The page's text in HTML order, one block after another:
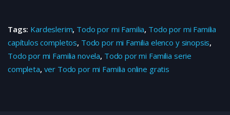
Tags: Kardeslerim, Todo por mi Familia, Todo por mi Familia
capítulos completos, Todo por mi Familia elenco y sinopsis,
Todo por mi Familia novela, Todo por mi Familia serie
completa, ver Todo por mi Familia online gratis